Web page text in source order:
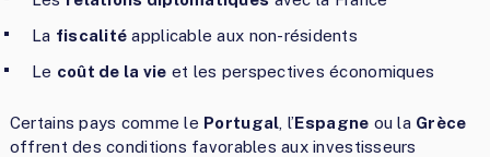
La fiscalité applicable aux non-résidents
Le coût de la vie et les perspectives économiques
Certains pays comme le Portugal , l’Espagne ou la Grèce
offrent des conditions favorables aux investisseurs